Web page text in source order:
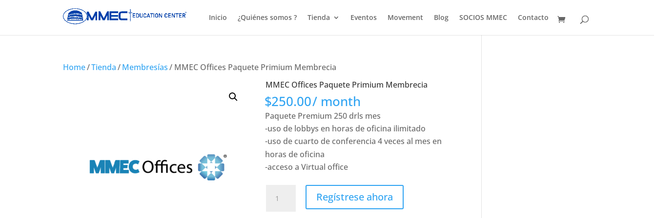
Inicio ¿Quiénes somos ? Tienda Eventos Movement Blog SOCIOS MMEC Contacto
Home/Tienda/Membresías/ MMEC Offices Paquete Primium Membrecia
MMEC Offices Paquete Primium Membrecia
$250.00/ month
Paquete Premium 250 drls mes
-uso de lobbys en horas de oficina ilimitado
-uso de cuarto de conferencia 4 veces al mes en
horas de oficina
-acceso a Virtual office
Offices
Regístrese ahora